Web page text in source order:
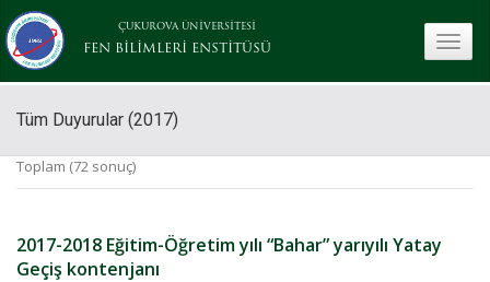
ÇUKUROVA ÜNİVERSİTESİ
FEN BİLİMLERİ ENSTİTÜSÜ
Tüm Duyurular (2017)
Toplam (72 sonuç)
2017-2018 Eğitim-Öğretim yılı “Bahar” yarıyılı Yatay
Geçiş kontenjanı